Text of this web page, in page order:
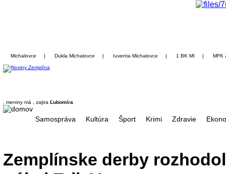
Michalovce | Dukla Michalovce | Iuventa Michalovce | 1 BK MI | MFK
, meniny má , zajtra Ľubomíra
Samospráva Kultúra Šport Krimi Zdravie
Zemplínske derby